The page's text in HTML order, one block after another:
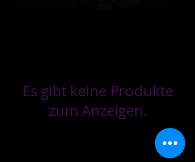
Es gibt keine Produkte
zum Anzeigen.